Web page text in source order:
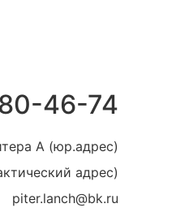
46-74
А (юр.адрес)
адрес)
piter.lanch@bk.ru